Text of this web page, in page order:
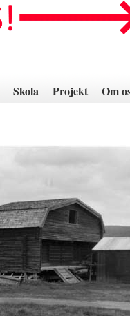
Skola Projekt Om